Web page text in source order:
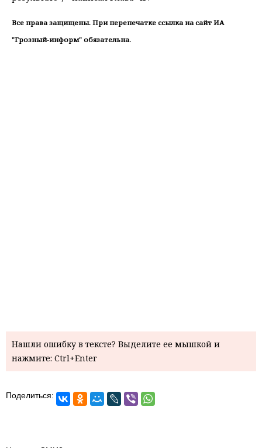
Все права защищены. При перепечатке ссылка на сайт ИА
"Грозный-информ" обязательна.
Нашли ошибку в тексте? Выделите ее мышкой и
нажмите: Ctrl+Enter
Поделиться: